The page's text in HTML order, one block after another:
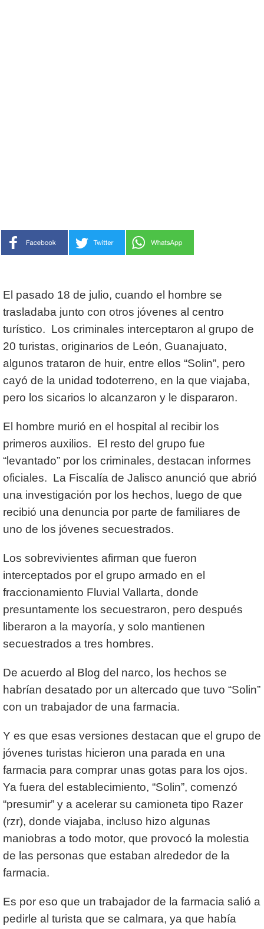
El pasado 18 de julio, cuando el hombre se
trasladaba junto con otros jóvenes al centro
turístico. Los criminales interceptaron al grupo de
20 turistas, originarios de León, Guanajuato,
algunos trataron de huir, entre ellos “Solin”, pero
cayó de la unidad todoterreno, en la que viajaba,
pero los sicarios lo alcanzaron y le dispararon.
El hombre murió en el hospital al recibir los
primeros auxilios. El resto del grupo fue
“levantado” por los criminales, destacan informes
oficiales. La Fiscalía de Jalisco anunció que abrió
una investigación por los hechos, luego de que
recibió una denuncia por parte de familiares de
uno de los jóvenes secuestrados.
Los sobrevivientes afirman que fueron
interceptados por el grupo armado en el
fraccionamiento Fluvial Vallarta, donde
presuntamente los secuestraron, pero después
liberaron a la mayoría, y solo mantienen
secuestrados a tres hombres.
De acuerdo al Blog del narco, los hechos se
habrían desatado por un altercado que tuvo “Solin”
con un trabajador de una farmacia.
Y es que esas versiones destacan que el grupo de
jóvenes turistas hicieron una parada en una
farmacia para comprar unas gotas para los ojos.
Ya fuera del establecimiento, “Solin”, comenzó
“presumir” y a acelerar su camioneta tipo Razer
(rzr), donde viajaba, incluso hizo algunas
maniobras a todo motor, que provocó la molestia
de las personas que estaban alrededor de la
farmacia.
Es por eso que un trabajador de la farmacia salió a
pedirle al turista que se calmara, ya que había